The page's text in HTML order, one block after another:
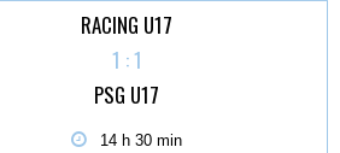
RACING U17
1 : 1
PSG U17
14 h 30 min